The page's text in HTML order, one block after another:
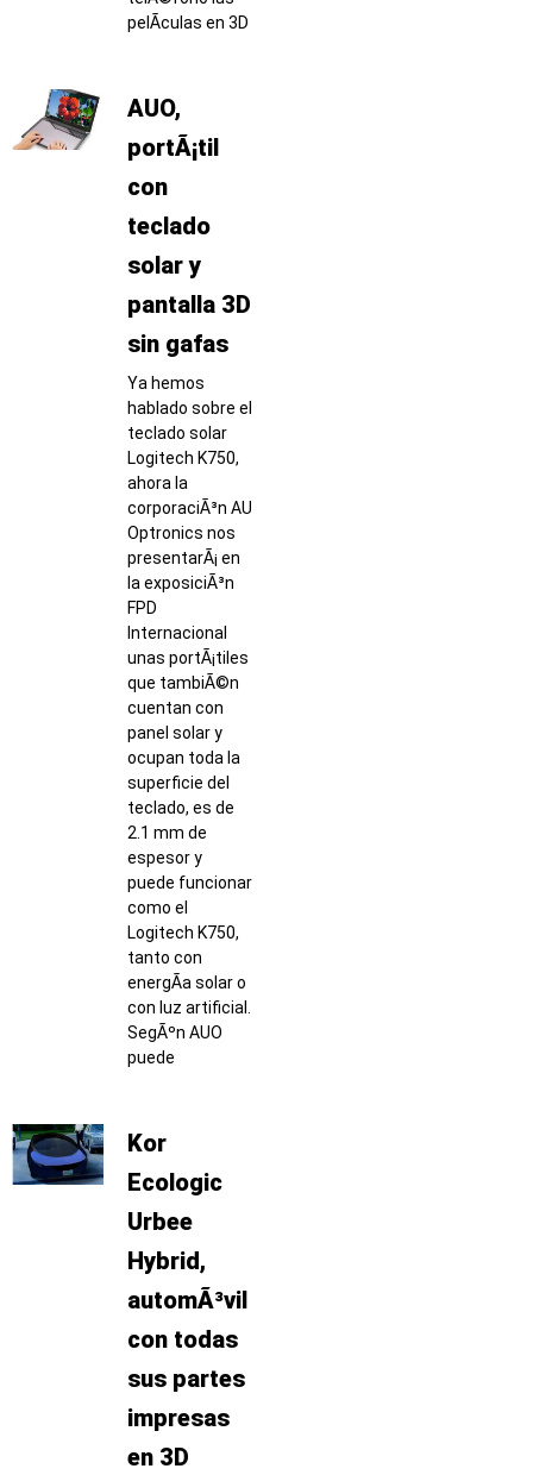
pelÃ­culas en 3D
AUO,
portÃ¡til
con
teclado
solar y
pantalla 3D
sin gafas
Ya hemos
hablado sobre el
teclado solar
Logitech K750,
ahora la
corporaciÃ³n AU
Optronics nos
presentarÃ¡ en
la exposiciÃ³n
FPD
Internacional
unas portÃ¡tiles
que tambiÃ©n
cuentan con
panel solar y
ocupan toda la
superficie del
teclado, es de
2.1 mm de
espesor y
puede funcionar
como el
Logitech K750,
tanto con
energÃ­a solar o
con luz artificial.
SegÃºn AUO
puede
Kor
Ecologic
Urbee
Hybrid,
automÃ³vil
con todas
sus partes
impresas
en 3D